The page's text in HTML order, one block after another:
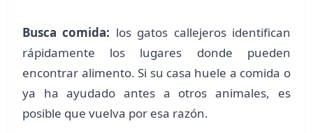
Busca comida: los gatos callejeros identifican
rápidamente los lugares donde pueden
encontrar alimento. Si su casa huele a comida o
ya ha ayudado antes a otros animales, es
posible que vuelva por esa razón.